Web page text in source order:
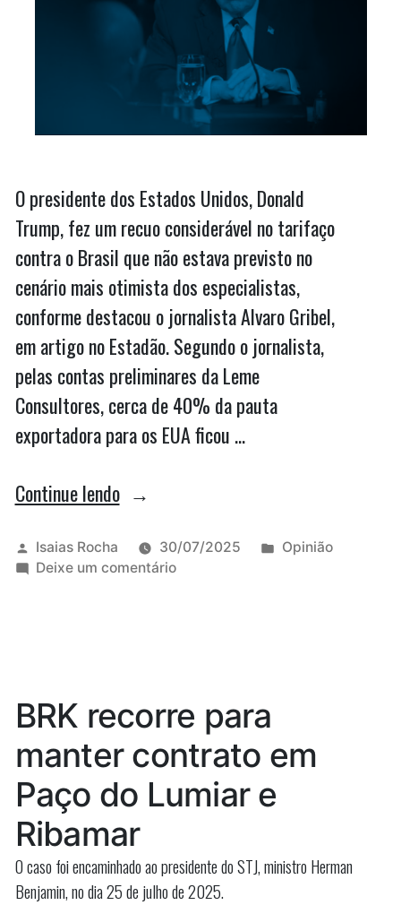
O presidente dos Estados Unidos, Donald
Trump, fez um recuo considerável no tarifaço
contra o Brasil que não estava previsto no
cenário mais otimista dos especialistas,
conforme destacou o jornalista Alvaro Gribel,
em artigo no Estadão. Segundo o jornalista,
pelas contas preliminares da Leme
Consultores, cerca de 40% da pauta
exportadora para os EUA ficou …
Continue lendo“Recuo
Trump
no
‘tiro
no
pé’”
Publicado
por
Isaias Rocha 30/07/2025
Publicado
Opinião
Deixe um comentárioem
Brasil
reflete
‘tiro
pé’
BRK recorre para
manter contrato em
Paço do Lumiar e
Ribamar
O caso foi encaminhado ao presidente do STJ, ministro Herman
Benjamin, no dia 25 de julho de 2025.